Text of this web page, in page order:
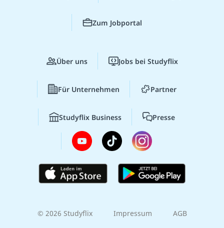
Zum Jobportal
Über uns Jobs bei Studyflix
Für Unternehmen Partner
Studyflix Business Presse
© 2026 Studyflix Impressum AGB